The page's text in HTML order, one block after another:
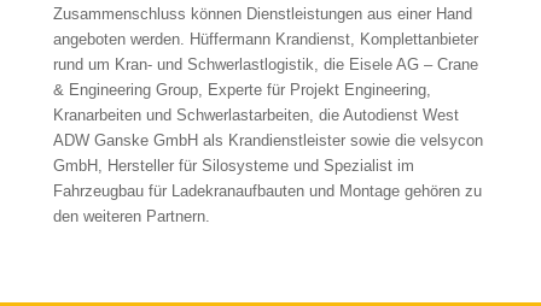
Zusammenschluss können Dienstleistungen aus einer Hand
angeboten werden. Hüffermann Krandienst, Komplettanbieter
rund um Kran- und Schwerlastlogistik, die Eisele AG – Crane
& Engineering Group, Experte für Projekt Engineering,
Kranarbeiten und Schwerlastarbeiten, die Autodienst West
ADW Ganske GmbH als Krandienstleister sowie die velsycon
GmbH, Hersteller für Silosysteme und Spezialist im
Fahrzeugbau für Ladekranaufbauten und Montage gehören zu
den weiteren Partnern.